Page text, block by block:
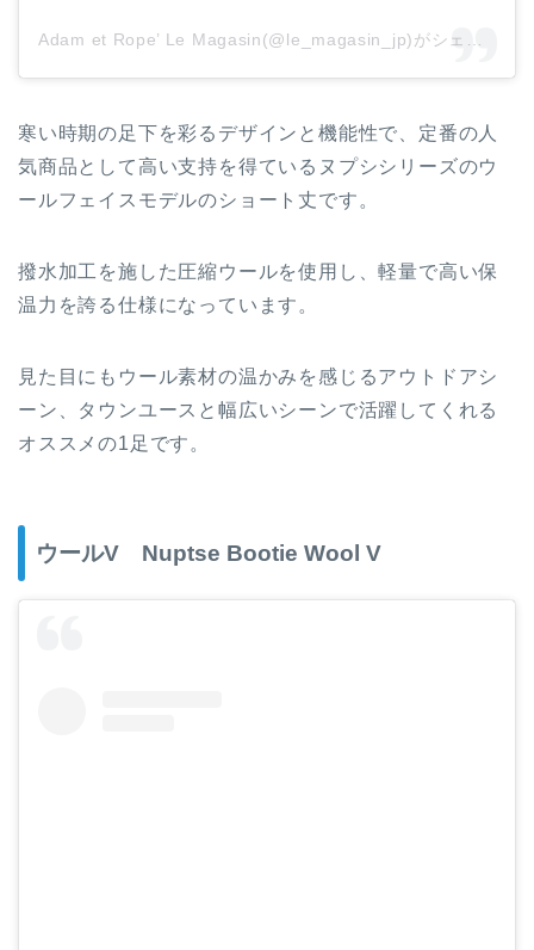
寒い時期の足下を彩るデザインと機能性で、定番の人
気商品として高い支持を得ているヌプシシリーズのウ
ールフェイスモデルのショート丈です。
撥水加工を施した圧縮ウールを使用し、軽量で高い保
温力を誇る仕様になっています。
見た目にもウール素材の温かみを感じるアウトドアシ
ーン、タウンユースと幅広いシーンで活躍してくれる
オススメの1足です。
ウールV Nuptse Bootie Wool V